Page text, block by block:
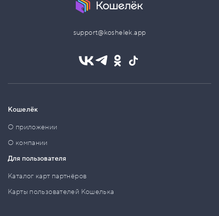
support@koshelek.app
Кошелёк
О приложении
О компании
Для пользователя
Каталог карт партнёров
Карты пользователей Кошелька